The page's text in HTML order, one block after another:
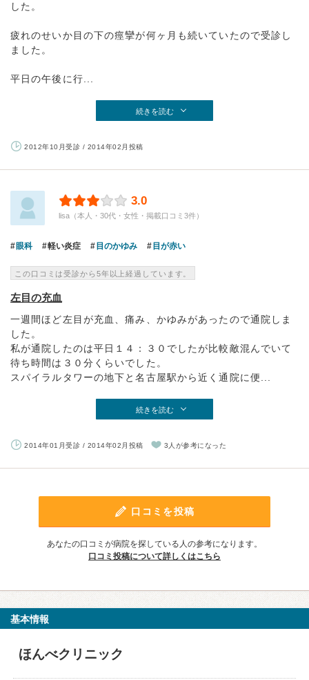
した。
疲れのせいか目の下の痙攣が何ヶ月も続いていたので受診し
ました。
平日の午後に行...
続きを読む
2012年10月受診 / 2014年02月投稿
3.0
lisa（本人・30代・女性・掲載口コミ3件）
眼科 軽い炎症 目のかゆみ 目が赤い
この口コミは受診から5年以上経過しています。
左目の充血
一週間ほど左目が充血、痛み、かゆみがあったので通院しま
した。
私が通院したのは平日１４：３０でしたが比較敵混んでいて
待ち時間は３０分くらいでした。
スパイラルタワーの地下と名古屋駅から近く通院に便...
続きを読む
2014年01月受診 / 2014年02月投稿 3人が参考になった
口コミを投稿
あなたの口コミが病院を探している人の参考になります。
口コミ投稿について詳しくはこちら
基本情報
ほんべクリニック